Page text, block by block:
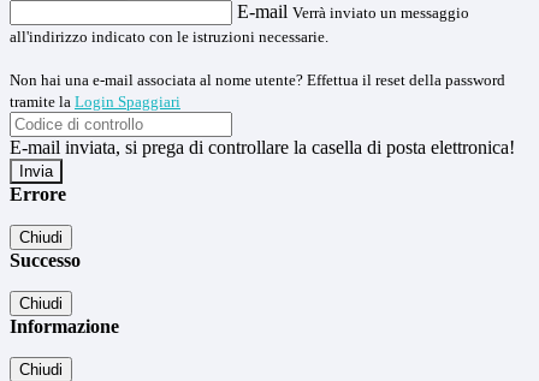
E-mail Verrà inviato un messaggio
all'indirizzo indicato con le istruzioni necessarie.
Non hai una e-mail associata al nome utente? Effettua il reset della password
tramite la Login Spaggiari
E-mail inviata, si prega di controllare la casella di posta elettronica!
Errore
Chiudi
Successo
Chiudi
Informazione
Chiudi